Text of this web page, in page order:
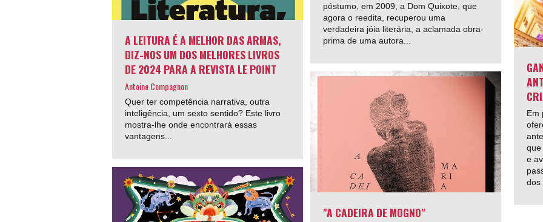
póstumo, em 2009, a Dom Quixote, que
agora o reedita, recuperou uma
verdadeira jóia literária, a aclamada obra-
prima de uma autora...
A LEITURA É A MELHOR DAS ARMAS,
DIZ-NOS UM DOS MELHORES LIVROS
DE 2024 PARA A REVISTA LE POINT
Antoine Compagnon
Quer ter competência narrativa, outra
inteligência, um sexto sentido? Este livro
mostra-lhe onde encontrará essas
vantagens...
"A CADEIRA DE MOGNO"
Em
que
e
dos